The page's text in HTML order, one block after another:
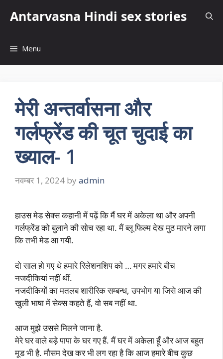
Antarvasna Hindi sex stories
Menu
मेरी अन्तर्वासना और
गर्लफ्रेंड की चूत चुदाई का
ख्याल- 1
नवम्बर 1, 2024 by admin
हाउस मेड सेक्स कहानी में पढ़ें कि मैं घर में अकेला था और अपनी
गर्लफ्रेंड को बुलाने की सोच रहा था. मैं ब्लू फिल्म देख मुठ मारने लगा
कि तभी मेड आ गयी.
दो साल हो गए थे हमारे रिलेशनशिप को … मगर हमारे बीच
नजदीकियां नहीं थीं.
नजदीकियों का मतलब शारीरिक सम्बन्ध, उपभोग या जिसे आज की
खुली भाषा में सेक्स कहते हैं, वो सब नहीं था.
आज मुझे उससे मिलने जाना है.
मेरे घर वाले बड़े पापा के घर गए हैं. मैं घर में अकेला हूँ और आज बहुत
मूड भी है. मौसम देख कर भी लग रहा है कि आज हमारे बीच कुछ